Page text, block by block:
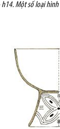
Một số loại